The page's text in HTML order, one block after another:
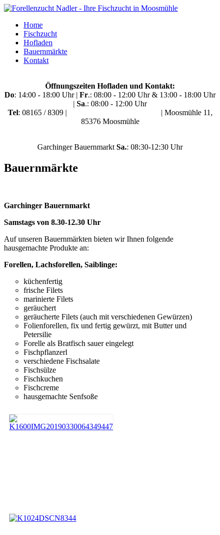
Home
Fischzucht
Hofladen
Bauernmärkte
Kontakt
Öffnungszeiten Hofladen und Kontakt:
Do: 14:00 - 18:00 Uhr | Fr.: 08:00 - 12:00 Uhr & 13:00 - 18:00 Uhr
| Sa.: 08:00 - 12:00 Uhr
Tel: 08165 / 8309 |
| Moosmühle 11,
85376 Moosmühle
Garchinger Bauernmarkt Sa.: 08:30-12:30 Uhr
Bauernmärkte
Garchinger Bauernmarkt
Samstags von 8.30-12.30 Uhr
Auf unseren Bauernmärkten bieten wir Ihnen folgende
hausgemachte Produkte an:
Forellen, Lachsforellen, Saiblinge:
küchenfertig
frische Filets
marinierte Filets
geräuchert
geräucherte Filets (auch mit verschiedenen Gewürzen)
Folienforellen, fix und fertig gewürzt, mit Butter und
Petersilie
Forelle als Bratfisch sauer eingelegt
Fischpflanzerl
verschiedene Fischsalate
Fischsülze
Fischkuchen
Fischcreme
hausgemachte Senfsoße